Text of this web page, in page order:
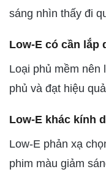
sáng nhìn thấy đi
Low-E có cần lắp
Loại phủ mềm nên
phủ và đạt hiệu
Low-E khác kính
Low-E phản xạ
phim màu giảm